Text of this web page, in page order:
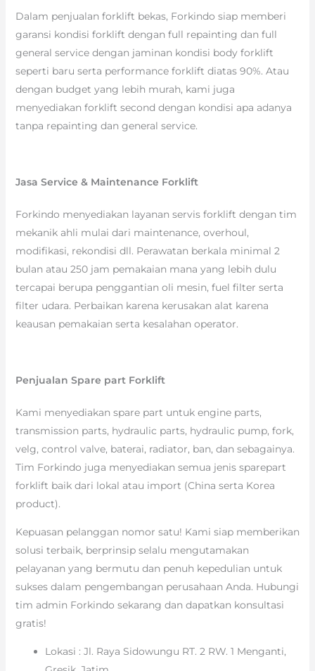
Dalam penjualan forklift bekas, Forkindo siap memberi
garansi kondisi forklift dengan full repainting dan full
general service dengan jaminan kondisi body forklift
seperti baru serta performance forklift diatas 90%. Atau
dengan budget yang lebih murah, kami juga
menyediakan forklift second dengan kondisi apa adanya
tanpa repainting dan general service.
Jasa Service & Maintenance Forklift
Forkindo menyediakan layanan servis forklift dengan tim
mekanik ahli mulai dari maintenance, overhoul,
modifikasi, rekondisi dll. Perawatan berkala minimal 2
bulan atau 250 jam pemakaian mana yang lebih dulu
tercapai berupa penggantian oli mesin, fuel filter serta
filter udara. Perbaikan karena kerusakan alat karena
keausan pemakaian serta kesalahan operator.
Penjualan Spare part Forklift
Kami menyediakan spare part untuk engine parts,
transmission parts, hydraulic parts, hydraulic pump, fork,
velg, control valve, baterai, radiator, ban, dan sebagainya.
Tim Forkindo juga menyediakan semua jenis sparepart
forklift baik dari lokal atau import (China serta Korea
product).
Kepuasan pelanggan nomor satu! Kami siap memberikan
solusi terbaik, berprinsip selalu mengutamakan
pelayanan yang bermutu dan penuh kepedulian untuk
sukses dalam pengembangan perusahaan Anda. Hubungi
tim admin Forkindo sekarang dan dapatkan konsultasi
gratis!
Lokasi : Jl. Raya Sidowungu RT. 2 RW. 1 Menganti,